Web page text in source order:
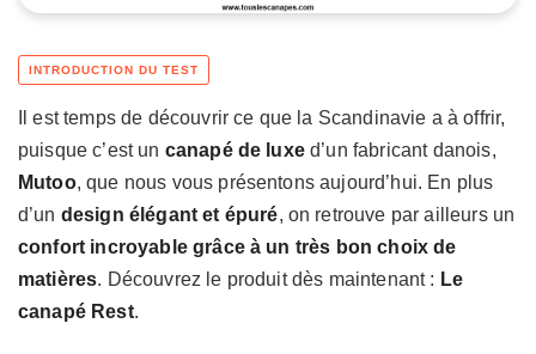
Il est temps de découvrir ce que la Scandinavie a à offrir,
puisque c’est un canapé de luxed’un fabricant danois,
Mutoo, que nous vous présentons aujourd’hui. En plus
d’un design élégant et épuré, on retrouve par ailleurs un
confort incroyable grâce à un très bon choix de
matières. Découvrez le produit dès maintenant : Le
canapé Rest.